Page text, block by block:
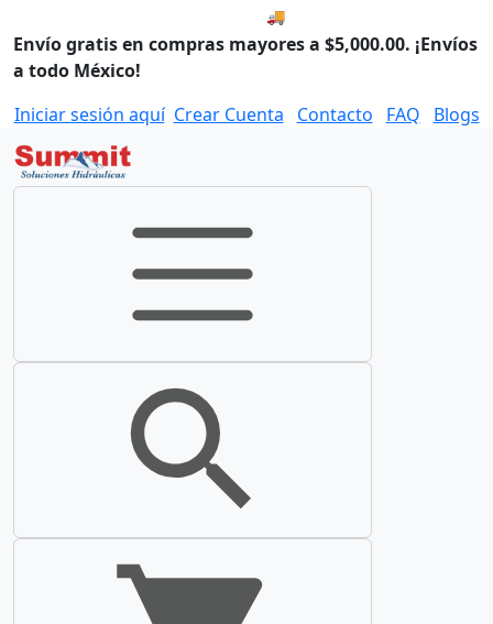
🚚 Envío el Lunes, 10 de
Envío gratis en compras mayores a $5,000.00. ¡Envíos
a todo México!
Iniciar sesión aquí Crear Cuenta Contacto FAQ Blogs